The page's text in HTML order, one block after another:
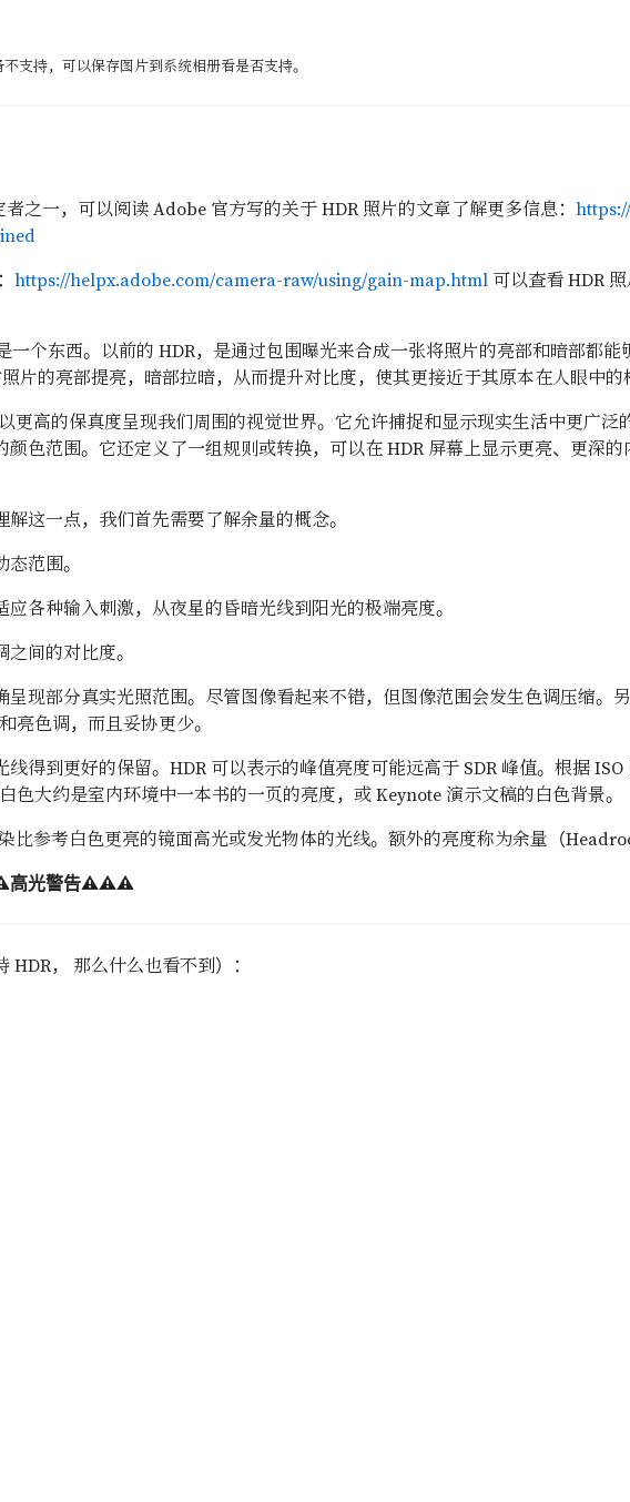
支持，可以保存图片到系统相册看是否支持。
之一，可以阅读 Adobe 官方写的关于 HDR 照片的文章了解更多信息：
https://helpx.adobe.com/camera-raw/using/gain-map.html 可以查看 HDR
一个东西。以前的 HDR，是通过包围曝光来合成一张将照片的亮部和暗部都能
片的亮部提亮，暗部拉暗，从而提升对比度，使其更接近于其原本在人眼中的
更高的保真度呈现我们周围的视觉世界。它允许捕捉和显示现实生活中更广泛
色范围。它还定义了一组规则或转换，可以在 HDR 屏幕上显示更亮、更深
这一点，我们首先需要了解余量的概念。
范围。
各种输入刺激，从夜星的昏暗光线到阳光的极端亮度。
间的对比度。
现部分真实光照范围。尽管图像看起来不错，但图像范围会发生色调压缩。
亮色调，而且妥协更少。
得到更好的保留。HDR 可以表示的峰值亮度可能远高于 SDR 峰值。根据
色大约是室内环境中一本书的一页的亮度，或 Keynote 演示文稿的白色背景。
比参考白色更亮的镜面高光或发光物体的光线。额外的亮度称为余量（
光警告⚠️⚠️⚠️
， 那么什么也看不到）：